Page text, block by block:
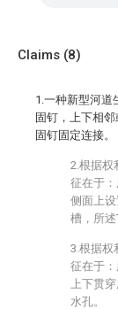
Claims (8)
1.一种新型河道
固钉，上下相
固钉固定连接。
2.根据权
征在于
侧面上
槽，所述
3.根据权
征在于
上下贯
水孔。